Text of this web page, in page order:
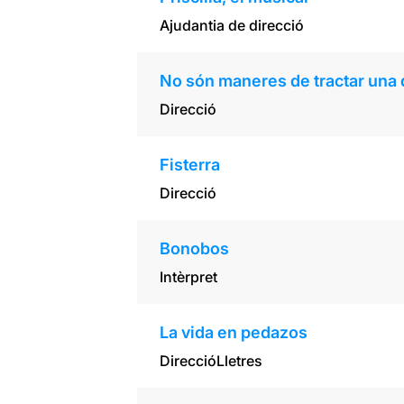
Ajudantia de direcció
No són maneres de tractar una
Direcció
Fisterra
Direcció
Bonobos
Intèrpret
La vida en pedazos
DireccióLletres